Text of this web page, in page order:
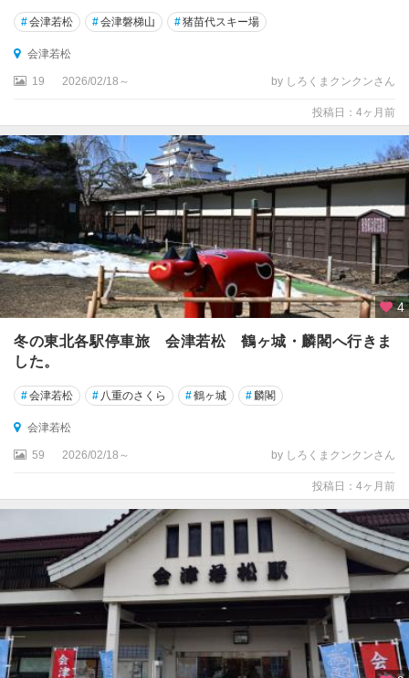
#会津若松 #会津磐梯山 #猪苗代スキー場
会津若松
19 2026/02/18～ by しろくまクンクンさん
投稿日：4ヶ月前
4
冬の東北各駅停車旅 会津若松 鶴ヶ城・麟閣へ行きま
した。
#会津若松 # 八重のさくら #鶴ヶ城 # 麟閣
会津若松
59 2026/02/18～ by しろくまクンクンさん
投稿日：4ヶ月前